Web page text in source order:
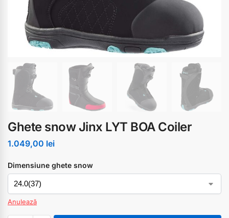
Ghete snow Jinx LYT BOA Coiler
1.049,00 lei
Dimensiune ghete snow
Anulează